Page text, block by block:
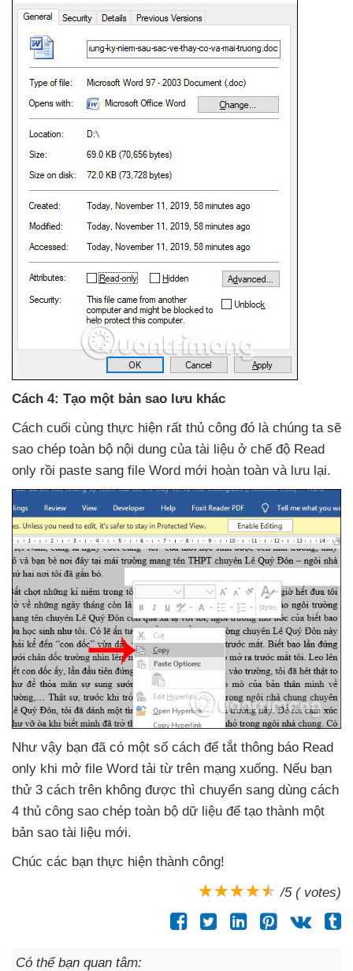
Cách 4: Tạo một bản sao lưu khác
Cách cuối cùng thực hiện rất thủ công đó là chúng ta sẽ
sao chép toàn bộ nội dung của tài liệu ở chế độ Read
only rồi paste sang file Word mới hoàn toàn và lưu lại.
Như vậy bạn đã có một số cách để tắt thông báo Read
only khi mở file Word tải từ trên mạng xuống. Nếu bạn
thử 3 cách trên không được thì chuyển sang dùng cách
4 thủ công sao chép toàn bộ dữ liệu để tạo thành một
bản sao tài liệu mới.
Chúc các bạn thực hiện thành công!
/5 ( votes)
Có thể bạn quan tâm: